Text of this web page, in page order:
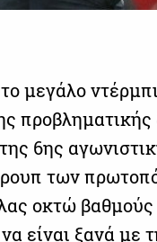
μεγάλο
6ης
των
οκτώ
είναι ξανά με